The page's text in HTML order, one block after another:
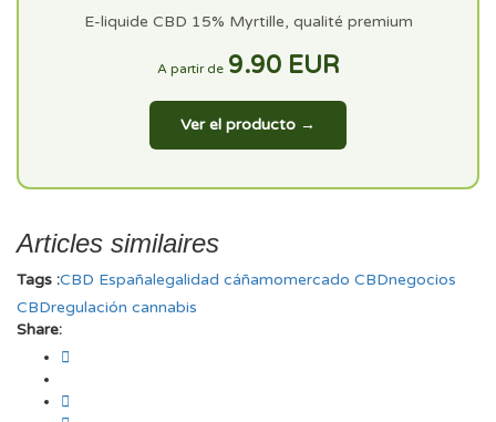
E-liquide CBD 15% Myrtille, qualité premium
A partir de 9.90 EUR
Ver el producto →
Articles similaires
Tags :CBD Españalegalidad cáñamomercado CBDnegocios
CBDregulación cannabis
Share: